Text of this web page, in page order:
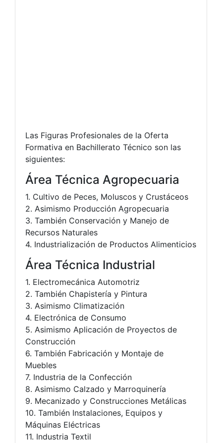
Las Figuras Profesionales de la Oferta
Formativa en Bachillerato Técnico son las
siguientes:
Área Técnica Agropecuaria
1. Cultivo de Peces, Moluscos y Crustáceos
2. Asimismo Producción Agropecuaria
3. También Conservación y Manejo de
Recursos Naturales
4. Industrialización de Productos Alimenticios
Área Técnica Industrial
1. Electromecánica Automotriz
2. También Chapistería y Pintura
3. Asimismo Climatización
4. Electrónica de Consumo
5. Asimismo Aplicación de Proyectos de
Construcción
6. También Fabricación y Montaje de
Muebles
7. Industria de la Confección
8. Asimismo Calzado y Marroquinería
9. Mecanizado y Construcciones Metálicas
10. También Instalaciones, Equipos y
Máquinas Eléctricas
11. Industria Textil